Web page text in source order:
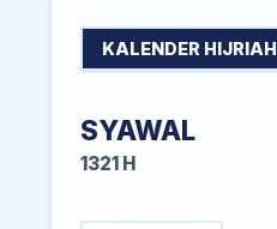
KALENDER HIJRIAH
SYAWAL
1321 H